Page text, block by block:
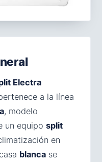
Electra
a la línea
, modelo
un equipo split
en
blanca se